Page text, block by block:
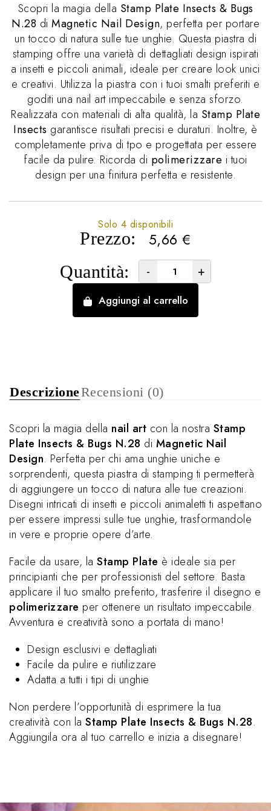
Scopri la magia della Stamp Plate Insects & Bugs
N.28 di Magnetic Nail Design, perfetta per portare
un tocco di natura sulle tue unghie. Questa piastra di
stamping offre una varietà di dettagliati design ispirati
a insetti e piccoli animali, ideale per creare look unici
e creativi. Utilizza la piastra con i tuoi smalti preferiti e
goditi una nail art impeccabile e senza sforzo.
Realizzata con materiali di alta qualità, la Stamp Plate
Insects garantisce risultati precisi e duraturi. Inoltre, è
completamente priva di tpo e progettata per essere
facile da pulire. Ricorda di polimerizzare i tuoi
design per una finitura perfetta e resistente.
Prezzo: 5,66€
Solo 4 disponibili
Quantità: - +
Aggiungi al carrello
DescrizioneRecensioni (0)
Scopri la magia della nail art con la nostra Stamp
Plate Insects & Bugs N.28 di Magnetic Nail
Design. Perfetta per chi ama unghie uniche e
sorprendenti, questa piastra di stamping ti permetterà
di aggiungere un tocco di natura alle tue creazioni.
Disegni intricati di insetti e piccoli animaletti ti aspettano
per essere impressi sulle tue unghie, trasformandole
in vere e proprie opere d’arte.
Facile da usare, la Stamp Plate è ideale sia per
principianti che per professionisti del settore. Basta
applicare il tuo smalto preferito, trasferire il disegno e
polimerizzare per ottenere un risultato impeccabile.
Avventura e creatività sono a portata di mano!
Design esclusivi e dettagliati
Facile da pulire e riutilizzare
Adatta a tutti i tipi di unghie
Non perdere l’opportunità di esprimere la tua
creatività con la Stamp Plate Insects & Bugs N.28.
Aggiungila ora al tuo carrello e inizia a disegnare!